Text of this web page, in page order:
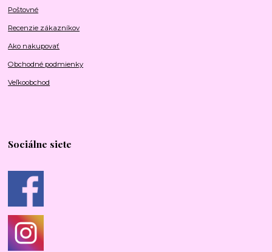
Poštovné
Recenzie zákazníkov
Ako nakupovať
Obchodné podmienky
Veľkoobchod
Sociálne siete